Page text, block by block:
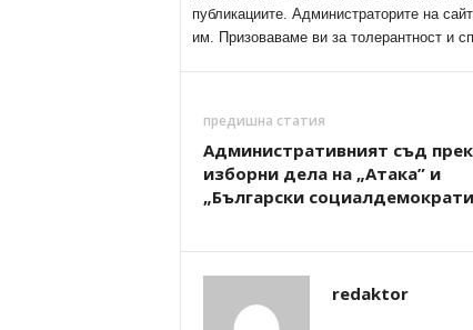
публикациите. Администраторите на
им. Призоваваме ви за толерантност и
предишна статия
Административният съд
изборни дела на „Атака” и
„Български
redaktor